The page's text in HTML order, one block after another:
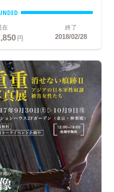
在
円
終了
2018/02/28